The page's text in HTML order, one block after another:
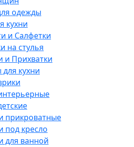
одежды
кухни
и Салфетки
на стулья
и Прихватки
кухни
прикроватные
под кресло
для ванной